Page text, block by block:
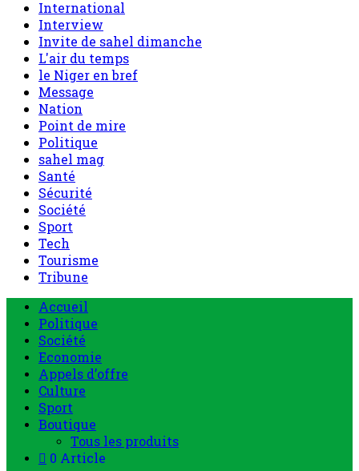
International
Interview
Invite de sahel dimanche
L'air du temps
le Niger en bref
Message
Nation
Point de mire
Politique
sahel mag
Santé
Sécurité
Société
Sport
Tech
Tourisme
Tribune
Accueil
Politique
Société
Economie
Appels d’offre
Culture
Sport
Boutique
Tous les produits
0 Article